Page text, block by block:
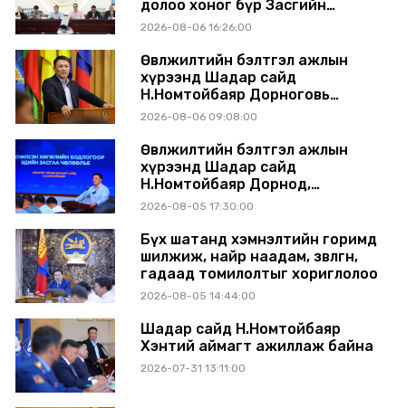
долоо хоног бүр Засгийн
газрын хуралдаанд
2026-08-06 16:26:00
Өвөлжилтийн бэлтгэл ажлын
хүрээнд Шадар сайд
Н.Номтойбаяр Дорноговь
аймагт ажиллав
2026-08-06 09:08:00
Өвөлжилтийн бэлтгэл ажлын
хүрээнд Шадар сайд
Н.Номтойбаяр Дорнод,
Сүхбаатар аймагт ажиллав
2026-08-05 17:30:00
Бүх шатанд хэмнэлтийн горимд
шилжиж, найр наадам, зөвлөгөөн,
гадаад томилолтыг хориглолоо
2026-08-05 14:44:00
Шадар сайд Н.Номтойбаяр
Хэнтий аймагт ажиллаж байна
2026-07-31 13:11:00